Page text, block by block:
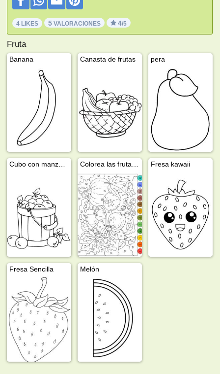
4 LIKES 5 VALORACIONES 4/5
Fruta
Banana Canasta de frutas pera
Fresa kawaii
Fresa Sencilla Melón